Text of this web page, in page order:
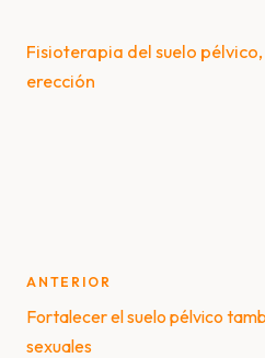
Fisioterapia del suelo
erección
Post
navigation
ANTERIOR
Fortalecer el suelo pélvico
sexuales